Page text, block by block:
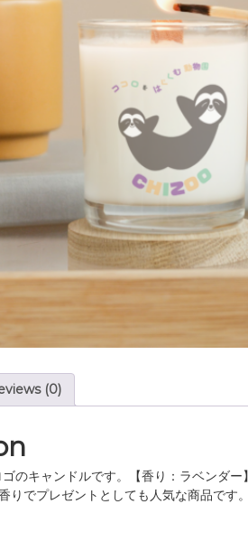
(0)
のキャンドルです。【香り：ラベンダー】
りでプレゼントとしても人気な商品です。